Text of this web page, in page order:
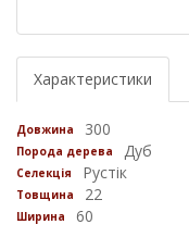
Характеристики
Довжина 300
Порода дерева Дуб
Селекція Рустік
Товщина 22
Ширина 60